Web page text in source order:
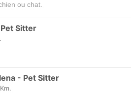
ou chat.
Pet Sitter
- Pet Sitter
Km.